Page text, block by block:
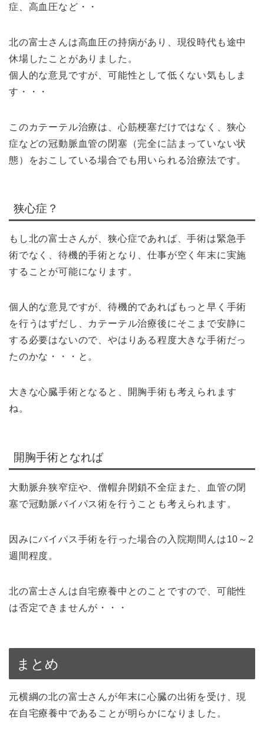
症、高血圧など・・
北の富士さんは高血圧の持病があり、現役時代も途中
休場したことがありました。
個人的な意見ですが、可能性として低くない気もしま
す・・・
このカテーテル治療は、心筋梗塞だけではなく、狭心
症などの冠動脈血管の閉塞（完全に詰まっていない状
態）をおこしている場合でも用いられる治療法です。
狭心症？
もし北の富士さんが、狭心症であれば、手術は緊急手
術でなく、待機的手術となり、仕事が空く年末に実施
することが可能になります。
個人的な意見ですが、待機的であればもっと早く手術
を行うはずだし、カテーテル治療後にそこまで安静に
する必要はないので、やはりある程度大きな手術だっ
たのかな・・・と。
大きな心臓手術となると、開胸手術も考えられます
ね。
開胸手術となれば
大動脈弁狭窄症や、僧帽弁閉鎖不全症また、血管の閉
塞で冠動脈バイパス術を行うことも考えられます。
因みにバイパス手術を行った場合の入院期間んは10～2
週間程度。
北の富士さんは自宅療養中とのことですので、可能性
は否定できませんが・・・
まとめ
元横綱の北の富士さんが年末に心臓の出術を受け、現
在自宅療養中であることが明らかになりました。